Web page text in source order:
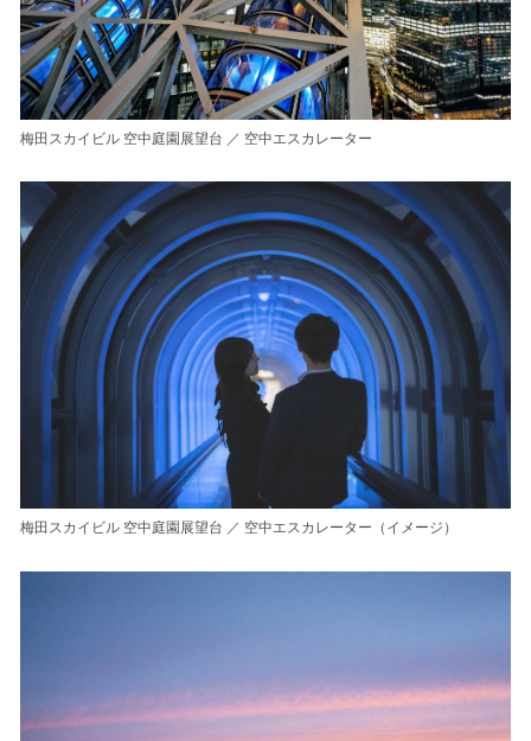
梅田スカイビル 空中庭園展望台 ／ 空中エスカレーター
梅田スカイビル 空中庭園展望台 ／ 空中エスカレーター（イメージ）